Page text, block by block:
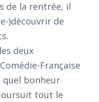
de la rentrée, il
)découvrir de
deux
Française
quel bonheur
tout le